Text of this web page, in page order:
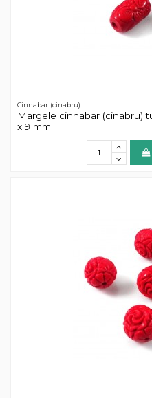
Cinnabar (cinabru)
Margele cinnabar (cinabru)
x 9 mm